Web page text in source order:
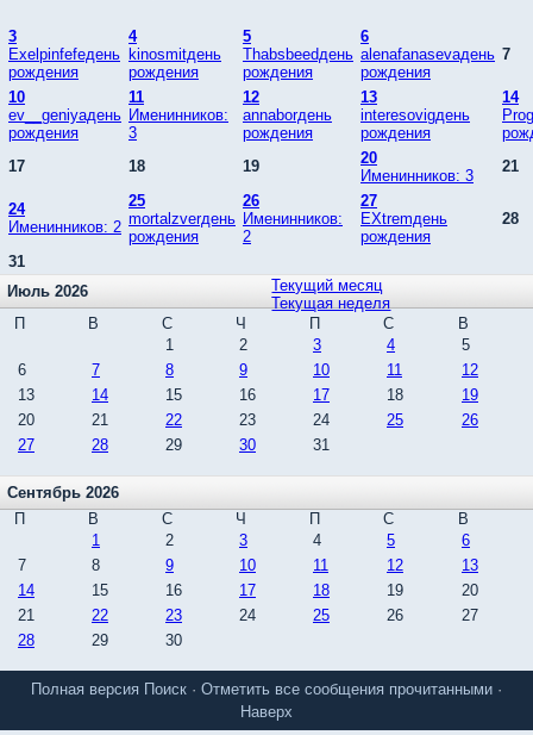
3
Exelpinfefeдень
рождения
4
kinosmitдень
рождения
5
Thabsbeedдень
рождения
6
alenafanasevaдень
рождения
7
10
ev__geniyaдень
рождения
11
Именинников:
3
12
annaborдень
рождения
13
interesovigдень
рождения
14
17
18 19
20
Именинников: 3
21
24
Именинников: 2
25
mortalzverдень
рождения
26
Именинников:
2
27
EXtremдень
рождения
28
31
Текущий месяц
Текущая неделя
Июль 2026
П
В С Ч П С
В
1
2 3 4
5
6
7 8 9 10 11
12
13
14 15 16 17 18
19
20
21 22 23 24 25
26
27
28 29 30 31
Сентябрь 2026
П
В С Ч П С
В
1
2 3 4 5
6
7
8 9 10 11 12
13
14
15 16 17 18 19
20
21
22 23 24 25 26
27
28
29 30
Полная версия Поиск · Отметить все сообщения прочитанными ·
Наверх